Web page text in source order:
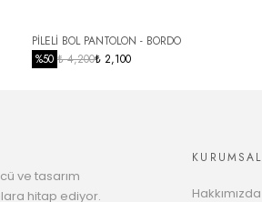
PİLELİ BOL PANTOLON - BORDO
%50 ₺ 4,200₺ 2,100
ve tasarım
hitap ediyor.
KURUMSAL
Hakkımızda